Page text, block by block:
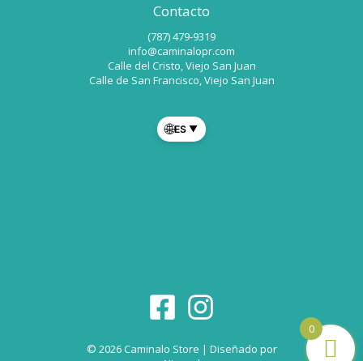
Contacto
(787) 479-9319
info@caminalopr.com
Calle del Cristo, Viejo San Juan
Calle de San Francisco, Viejo San Juan
🌐ES ▼
© 2026 Caminalo Store | Diseñado por
0